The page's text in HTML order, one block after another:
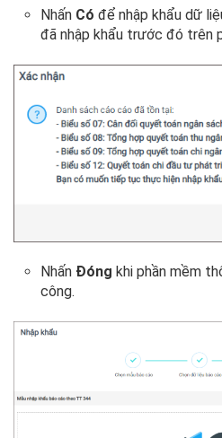
Nhấn Có để nhập khẩu dữ
đã nhập khẩu trước đó trên
Nhấn Đóng khi phần mềm
công.